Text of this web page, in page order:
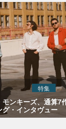
特集
ンキーズ、通算7
グ・インタヴュー